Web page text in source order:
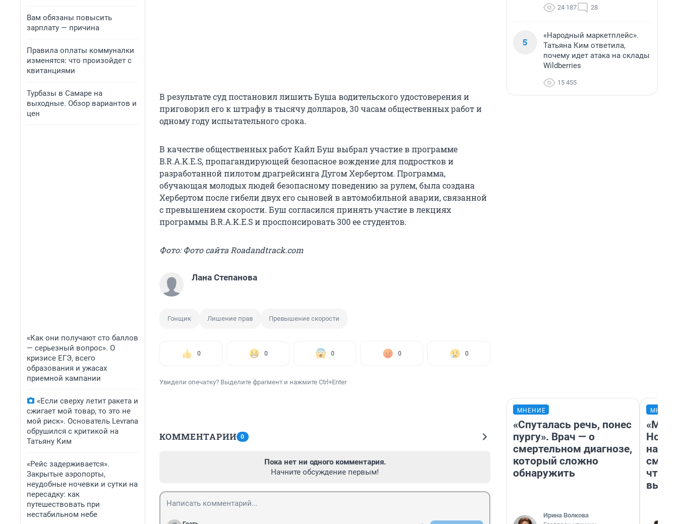
Вам обязаны повысить
зарплату — причина
Правила оплаты коммуналки
изменятся: что произойдет с
квитанциями
Турбазы в Самаре на
выходные. Обзор вариантов и
цен
«Как они получают сто баллов
— серьезный вопрос». О
кризисе ЕГЭ, всего
образования и ужасах
приемной кампании
«Если сверху летит ракета и
сжигает мой товар, то это не
мой риск». Основатель Levrana
обрушился с критикой на
Татьяну Ким
«Рейс задерживается».
Закрытые аэропорты,
неудобные ночевки и сутки на
пересадку: как
путешествовать при
нестабильном небе
В результате суд постановил лишить Буша водительского удостоверения и
приговорил его к штрафу в тысячу долларов, 30 часам общественных работ и
одному году испытательного срока.
В качестве общественных работ Кайл Буш выбрал участие в программе
B.R.A.K.E.S, пропагандирующей безопасное вождение для подростков и
разработанной пилотом драгрейсинга Дугом Хербертом. Программа,
обучающая молодых людей безопасному поведению за рулем, была создана
Хербертом после гибели двух его сыновей в автомобильной аварии, связанной
с превышением скорости. Буш согласился принять участие в лекциях
программы B.R.A.K.E.S и проспонсировать 300 ее студентов.
Фото: Фото сайта Roadandtrack.com
Лана Степанова
Гонщик Лишение прав Превышение скорости
0 0 0 0 0
Увидели опечатку? Выделите фрагмент и нажмите Ctrl+Enter
КОММЕНТАРИИ 0
Пока нет ни одного комментария.
Начните обсуждение первым!
24 187 28
5
«Народный маркетплейс».
Татьяна Ким ответила,
почему идет атака на склады
Wildberries
15 455
МНЕНИЕ
«Спуталась речь, понес
пургу». Врач — о
смертельном диагнозе,
который сложно
обнаружить
Ирина Волкова
«Мы